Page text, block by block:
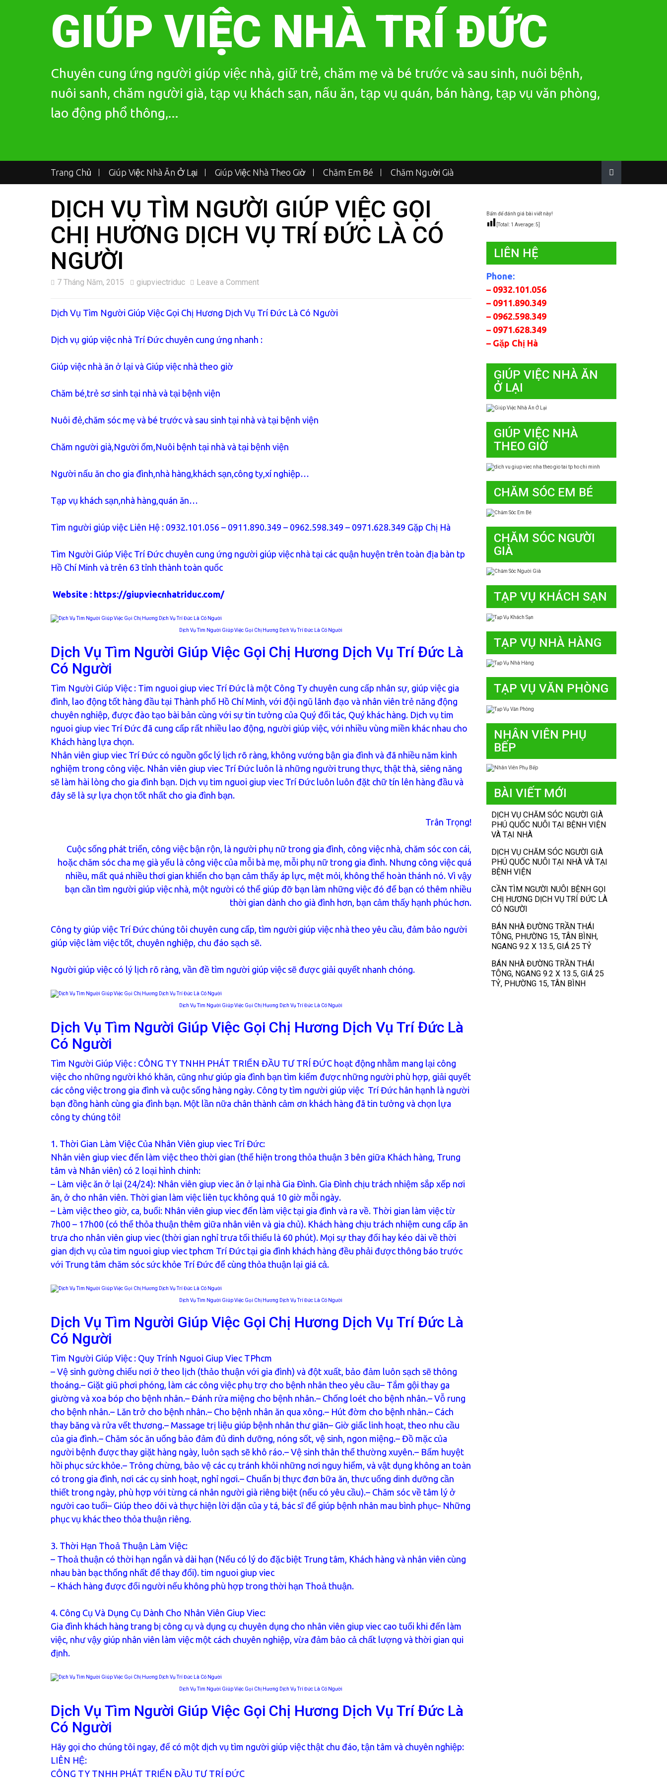
GIÚP VIỆC NHÀ TRÍ ĐỨC
Chuyên cung ứng người giúp việc nhà, giữ trẻ, chăm mẹ và bé trước và sau sinh, nuôi bệnh,
nuôi sanh, chăm người già, tạp vụ khách sạn, nấu ăn, tạp vụ quán, bán hàng, tạp vụ văn phòng,
lao động phổ thông,...
Trang Chủ Giúp Việc Nhà Ăn Ở Lại Giúp Việc Nhà Theo Giờ Chăm Em Bé Chăm Người Già
DỊCH VỤ TÌM NGƯỜI GIÚP VIỆC GỌI
CHỊ HƯƠNG DỊCH VỤ TRÍ ĐỨC LÀ CÓ
NGƯỜI
7 Tháng Năm, 2015 giupviectriduc Leave a Comment
Dịch Vụ Tìm Người Giúp Việc Gọi Chị Hương Dịch Vụ Trí Đức Là Có Người
Dịch vụ giúp việc nhà Trí Đức chuyên cung ứng nhanh :
Giúp việc nhà ăn ở lại và Giúp việc nhà theo giờ
Chăm bé,trẻ sơ sinh tại nhà và tại bệnh viện
Nuôi đẻ,chăm sóc mẹ và bé trước và sau sinh tại nhà và tại bệnh viện
Chăm người già,Người ốm,Nuôi bệnh tại nhà và tại bệnh viện
Người nấu ăn cho gia đình,nhà hàng,khách sạn,công ty,xí nghiệp…
Tạp vụ khách sạn,nhà hàng,quán ăn…
Tìm người giúp việc Liên Hệ : 0932.101.056 – 0911.890.349 – 0962.598.349 – 0971.628.349 Gặp Chị Hà
Tìm Người Giúp Việc Trí Đức chuyên cung ứng người giúp việc nhà tại các quận huyện trên toàn địa bàn tp
Hồ Chí Minh và trên 63 tỉnh thành toàn quốc
Website : https://giupviecnhatriduc.com/
Dịch Vụ Tìm Người Giúp Việc Gọi Chị Hương Dịch Vụ Trí Đức Là Có Người
Dịch Vụ Tìm Người Giúp Việc Gọi Chị Hương Dịch Vụ Trí Đức Là
Có Người
Tìm Người Giúp Việc : Tim nguoi giup viec Trí Đức là một Công Ty chuyên cung cấp nhân sự, giúp việc gia
đình, lao động tốt hàng đầu tại Thành phố Hồ Chí Minh, với đội ngũ lãnh đạo và nhân viên trẻ năng động
chuyên nghiệp, được đào tạo bài bản cùng với sự tin tưởng của Quý đối tác, Quý khác hàng. Dịch vụ tim
nguoi giup viec Trí Đức đã cung cấp rất nhiều lao động, người giúp việc, với nhiều vùng miền khác nhau cho
Khách hàng lựa chọn.
Nhân viên giup viec Trí Đức có nguồn gốc lý lịch rõ ràng, không vướng bận gia đình và đã nhiều năm kinh
nghiệm trong công việc. Nhân viên giup viec Trí Đức luôn là những người trung thực, thật thà, siêng năng
sẽ làm hài lòng cho gia đình bạn. Dịch vụ tim nguoi giup viec Trí Đức luôn luôn đặt chữ tín lên hàng đầu và
đây sẽ là sự lựa chọn tốt nhất cho gia đình bạn.
Trân Trọng!
Cuộc sống phát triển, công việc bận rộn, là người phụ nữ trong gia đình, công việc nhà, chăm sóc con cái,
hoặc chăm sóc cha mẹ già yếu là công việc của mỗi bà mẹ, mỗi phụ nữ trong gia đình. Nhưng công việc quá
nhiều, mất quá nhiều thơi gian khiến cho bạn cảm thấy áp lực, mệt mỏi, không thể hoàn thánh nó. Vì vậy
bạn cần tìm người giúp việc nhà, một người có thể giúp đỡ bạn làm những việc đó để bạn có thêm nhiều
thời gian dành cho già đình hơn, bạn cảm thấy hạnh phúc hơn.
Công ty giúp việc Trí Đức chúng tôi chuyên cung cấp, tìm người giúp việc nhà theo yêu cầu, đảm bảo người
giúp việc làm việc tốt, chuyên nghiệp, chu đáo sạch sẽ.
Người giúp việc có lý lịch rõ ràng, vần đề tìm người giúp việc sẽ được giải quyết nhanh chóng.
Dịch Vụ Tìm Người Giúp Việc Gọi Chị Hương Dịch Vụ Trí Đức Là Có Người
Dịch Vụ Tìm Người Giúp Việc Gọi Chị Hương Dịch Vụ Trí Đức Là
Có Người
Tìm Người Giúp Việc : CÔNG TY TNHH PHÁT TRIỂN ĐẦU TƯ TRÍ ĐỨC hoạt động nhằm mang lại công
việc cho những người khó khăn, cũng như giúp gia đình bạn tìm kiếm được những người phù hợp, giải quyết
các công việc trong gia đình và cuộc sống hàng ngày. Công ty tìm người giúp việc Trí Đức hân hạnh là người
bạn đồng hành cùng gia đình bạn. Một lần nữa chân thành cảm ơn khách hàng đã tin tưởng và chọn lựa
công ty chúng tôi!
1. Thời Gian Làm Việc Của Nhân Viên giup viec Trí Đức:
Nhân viên giup viec đến làm việc theo thời gian (thể hiện trong thỏa thuận 3 bên giữa Khách hàng, Trung
tâm và Nhân viên) có 2 loại hình chinh:
– Làm việc ăn ở lại (24/24): Nhân viên giup viec ăn ở lại nhà Gia Đình. Gia Đình chịu trách nhiệm sắp xếp nơi
ăn, ở cho nhân viên. Thời gian làm việc liên tục không quá 10 giờ mỗi ngày.
– Làm việc theo giờ, ca, buổi: Nhân viên giup viec đến làm việc tại gia đình và ra về. Thời gian làm việc từ
7h00 – 17h00 (có thể thỏa thuận thêm giữa nhân viên và gia chủ). Khách hàng chịu trách nhiệm cung cấp ăn
trưa cho nhân viên giup viec (thời gian nghỉ trưa tối thiểu là 60 phút). Mọi sự thay đổi hay kéo dài về thời
gian dịch vụ của tim nguoi giup viec tphcm Trí Đức tại gia đình khách hàng đều phải được thông báo trước
với Trung tâm chăm sóc sức khỏe Trí Đức để cùng thỏa thuận lại giá cả.
Dịch Vụ Tìm Người Giúp Việc Gọi Chị Hương Dịch Vụ Trí Đức Là Có Người
Dịch Vụ Tìm Người Giúp Việc Gọi Chị Hương Dịch Vụ Trí Đức Là
Có Người
Tìm Người Giúp Việc : Quy Trính Nguoi Giup Viec TPhcm
– Vệ sinh gường chiếu nơi ở theo lịch (thảo thuận với gia đình) và đột xuất, bảo đảm luôn sạch sẽ thông
thoáng.– Giặt giũ phơi phóng, làm các công việc phụ trợ cho bệnh nhân theo yêu cầu– Tắm gội thay ga
giường và xoa bóp cho bệnh nhân.– Đánh rửa miệng cho bệnh nhân.– Chống loét cho bệnh nhân.– Vỗ rung
cho bệnh nhân.– Lăn trở cho bệnh nhân.– Cho bệnh nhân ăn qua xông.– Hút đờm cho bệnh nhân.– Cách
thay băng và rửa vết thương.– Massage trị liệu giúp bệnh nhân thư giãn– Giờ giấc linh hoạt, theo nhu cầu
của gia đình.– Chăm sóc ăn uống bảo đảm đủ dinh dưỡng, nóng sốt, vệ sinh, ngon miệng.– Đồ mặc của
người bệnh được thay giặt hàng ngày, luôn sạch sẽ khô ráo.– Vệ sinh thân thể thường xuyên.– Bấm huyệt
hồi phục sức khỏe.– Trông chừng, bảo vệ các cụ tránh khỏi những nơi nguy hiểm, và vật dụng không an toàn
có trong gia đình, nơi các cụ sinh hoạt, nghỉ ngơi.– Chuẩn bị thực đơn bữa ăn, thưc uống dinh dưỡng cần
thiết trong ngày, phù hợp với từng cá nhân người già riêng biệt (nếu có yêu cầu).– Chăm sóc về tâm lý ở
người cao tuổi– Giúp theo dõi và thực hiện lời dặn của y tá, bác sĩ để giúp bệnh nhân mau bình phục– Những
phục vụ khác theo thỏa thuận riêng.
3. Thời Hạn Thoả Thuận Làm Việc:
– Thoả thuận có thời hạn ngắn và dài hạn (Nếu có lý do đặc biệt Trung tâm, Khách hàng và nhân viên cùng
nhau bàn bạc thống nhất để thay đổi). tim nguoi giup viec
– Khách hàng được đổi người nếu không phù hợp trong thời hạn Thoả thuận.
4. Công Cụ Và Dụng Cụ Dành Cho Nhân Viên Giup Viec:
Gia đình khách hàng trang bị công cụ và dụng cụ chuyên dụng cho nhân viên giup viec cao tuổi khi đến làm
việc, như vậy giúp nhân viên làm việc một cách chuyên nghiệp, vừa đảm bảo cả chất lượng và thời gian qui
định.
Dịch Vụ Tìm Người Giúp Việc Gọi Chị Hương Dịch Vụ Trí Đức Là Có Người
Dịch Vụ Tìm Người Giúp Việc Gọi Chị Hương Dịch Vụ Trí Đức Là
Có Người
Hãy gọi cho chúng tôi ngay, để có một dịch vụ tìm người giúp việc thật chu đáo, tận tâm và chuyên nghiệp:
LIÊN HỆ:
CÔNG TY TNHH PHÁT TRIỂN ĐẦU TƯ TRÍ ĐỨC
Bấm để đánh giá bài viết này!
[Total: 1 Average:5
LIÊN HỆ
Phone:
– 0932.101.056
– 0911.890.349
– 0962.598.349
– 0971.628.349
– Gặp Chị Hà
GIÚP VIỆC NHÀ ĂN
Ở LẠI
GIÚP VIỆC NHÀ
THEO GIỜ
CHĂM SÓC EM BÉ
CHĂM SÓC NGƯỜI
GIÀ
TẠP VỤ KHÁCH SẠN
TẠP VỤ NHÀ HÀNG
TẠP VỤ VĂN PHÒNG
NHÂN VIÊN PHỤ
BẾP
BÀI VIẾT MỚI
DỊCH VỤ CHĂM SÓC NGƯỜI GIÀ
PHÚ QUỐC NUÔI TẠI BỆNH VIỆN
VÀ TẠI NHÀ
DỊCH VỤ CHĂM SÓC NGƯỜI GIÀ
PHÚ QUỐC NUÔI TẠI NHÀ VÀ TẠI
BỆNH VIỆN
CẦN TÌM NGƯỜI NUÔI BỆNH GỌI
CHỊ HƯƠNG DỊCH VỤ TRÍ ĐỨC LÀ
CÓ NGƯỜI
BÁN NHÀ ĐƯỜNG TRẦN THÁI
TÔNG, PHƯỜNG 15, TÂN BÌNH,
NGANG 9.2 X 13.5, GIÁ 25 TỶ
BÁN NHÀ ĐƯỜNG TRẦN THÁI
TÔNG, NGANG 9.2 X 13.5, GIÁ 25
TỶ, PHƯỜNG 15, TÂN BÌNH